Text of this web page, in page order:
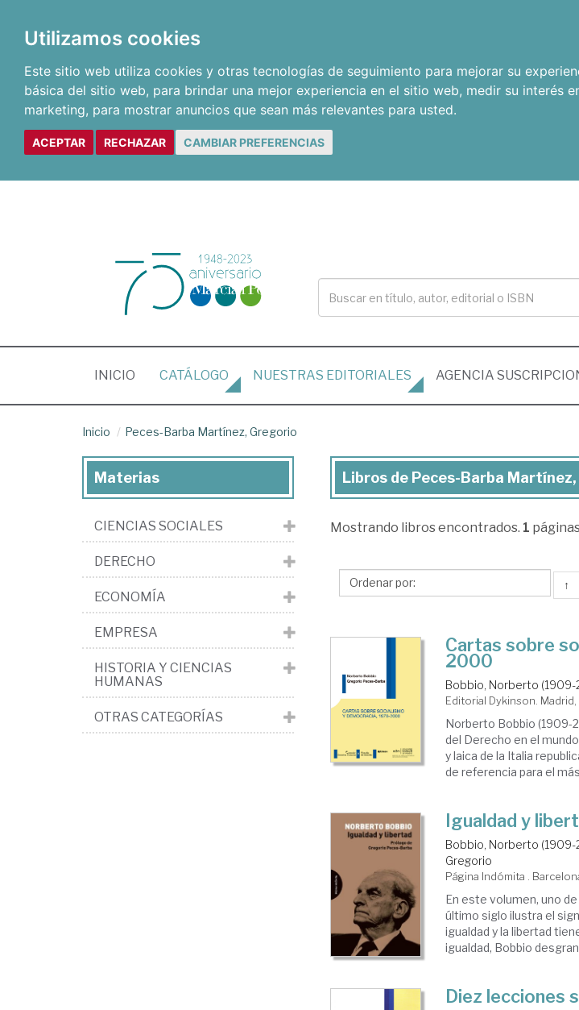
Utilizamos cookies
Este sitio web utiliza cookies y otras tecnologías de seguimiento para mejorar su
básica del sitio web, para brindar una mejor experiencia en el sitio web, medir su interés
marketing, para mostrar anuncios que sean más relevantes para usted.
ACEPTAR RECHAZAR CAMBIAR PREFERENCIAS
INICIO (CURRENT)
CATÁLOGO NUESTRAS EDITORIALES AGENCIA
Inicio Peces-Barba Martínez, Gregorio
Libros
Peces-
Martínez,
Libros de Peces-Barba
Mostrando libros encontrados. 1
↑
Cartas sobre
2000
Bobbio, Norberto
Editorial Dykinson.
Norberto Bobbio (1909-
del Derecho en el
y laica de la Italia
de referencia para el
Igualdad y
Bobbio, Norberto
Gregorio
Página Indómita .
En este volumen, uno
último siglo ilustra el
igualdad y la libertad
igualdad, Bobbio
Diez lecciones
Materias
CIENCIAS SOCIALES
DERECHO
ECONOMÍA
EMPRESA
HISTORIA Y CIENCIAS
HUMANAS
OTRAS CATEGORÍAS